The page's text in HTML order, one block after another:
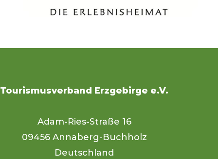
Tourismusverband Erzgebirge e.V.
Adam-Ries-Straße 16
09456 Annaberg-Buchholz
Deutschland